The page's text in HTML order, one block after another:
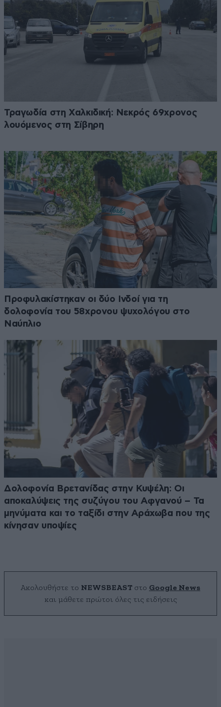
Τραγωδία στη Χαλκιδική: Νεκρός 69χρονος
λουόμενος στη Σίβηρη
Προφυλακίστηκαν οι δύο Ινδοί για τη
δολοφονία του 58χρονου ψυχολόγου στο
Ναύπλιο
Δολοφονία Βρετανίδας στην Κυψέλη: Οι
αποκαλύψεις της συζύγου του Αφγανού – Τα
μηνύματα και το ταξίδι στην Αράχωβα που της
κίνησαν υποψίες
Ακολουθήστε το NEWSBEAST στο Google News
και μάθετε πρώτοι όλες τις ειδήσεις